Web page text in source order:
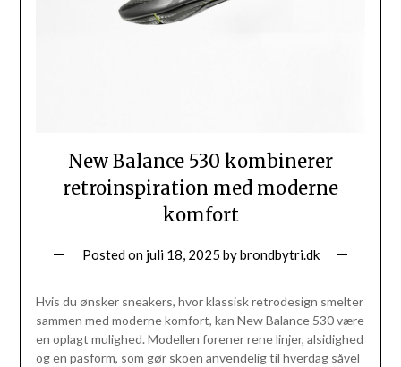
New Balance 530 kombinerer
retroinspiration med moderne
komfort
Posted on juli 18, 2025 bybrondbytri.dk
Hvis du ønsker sneakers, hvor klassisk retrodesign smelter
sammen med moderne komfort, kan New Balance 530 være
en oplagt mulighed. Modellen forener rene linjer, alsidighed
og en pasform, som gør skoen anvendelig til hverdag såvel